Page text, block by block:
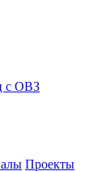
с ОВЗ
Проекты